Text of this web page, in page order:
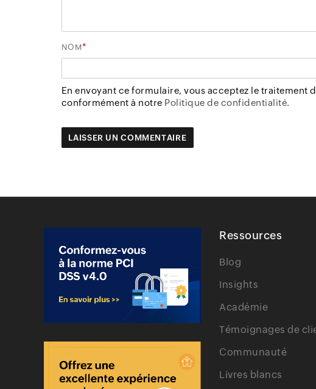
NOM*
En envoyant ce formulaire, vous acceptez le traitement
conformément à notre Politique de confidentialité.
Ressources
Blog
Insights
Académie
Témoignages de
Communauté
Livres blancs